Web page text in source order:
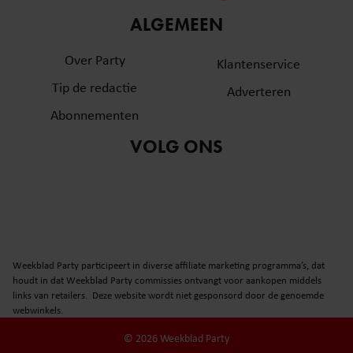
partners voor social media, adverteren en analyse. Deze
informatie die u aan ze heeft verstrekt of die ze hebben
verzameld op basis van uw gebruik van hun services. U
gebruiken.
ALGEMEEN
Over Party
Tip de redactie
Abonnementen
Klantenservice
Adverteren
VOLG ONS
Weekblad Party participeert in diverse affiliate marketing programma’s, dat
houdt in dat Weekblad Party commissies ontvangt voor aankopen middels
links van retailers. Deze website wordt niet gesponsord door de genoemde
webwinkels.
© 2026 Weekblad Party